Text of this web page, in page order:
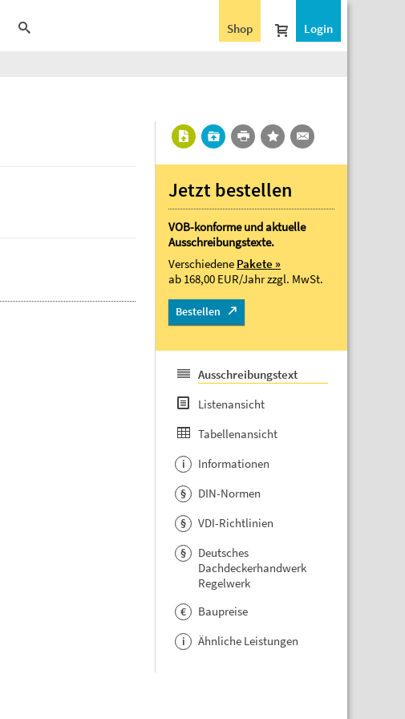
Login
Shop
Jetzt bestellen
VOB-konforme und aktuelle
Ausschreibungstexte.
Verschiedene Pakete »
ab 168,00 EUR/Jahrzzgl. MwSt.
Bestellen
Ausschreibungstext
Listenansicht
Tabellenansicht
i Informationen
§ DIN-Normen
§ VDI-Richtlinien
§
Deutsches
Dachdeckerhandwerk
Regelwerk
€ Baupreise
i Ähnliche Leistungen